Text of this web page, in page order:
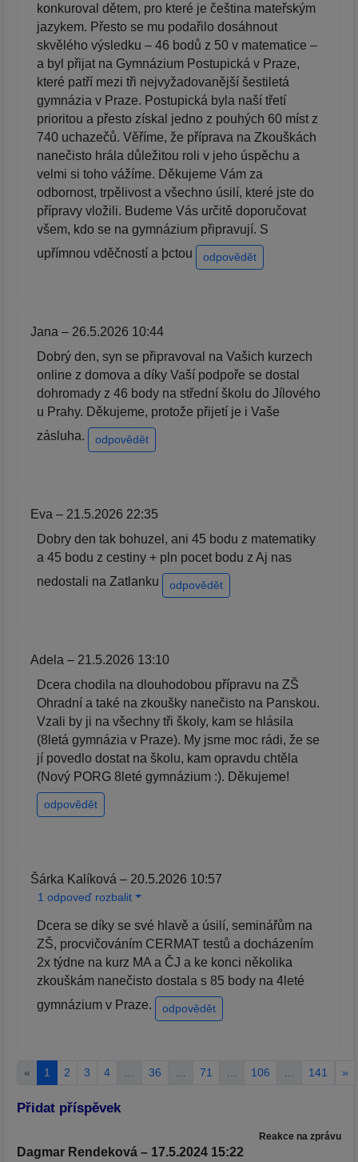
konkuroval dětem, pro které je čeština mateřským
jazykem. Přesto se mu podařilo dosáhnout
skvělého výsledku – 46 bodů z 50 v matematice –
a byl přijat na Gymnázium Postupická v Praze,
které patří mezi tři nejvyžadovanější šestiletá
gymnázia v Praze. Postupická byla naší třetí
prioritou a přesto získal jedno z pouhých 60 míst z
740 uchazečů. Věříme, že příprava na Zkouškách
nanečisto hrála důležitou roli v jeho úspěchu a
velmi si toho vážíme. Děkujeme Vám za
odbornost, trpělivost a všechno úsilí, které jste do
přípravy vložili. Budeme Vás určitě doporučovat
všem, kdo se na gymnázium připravují. S
upřímnou vděčností a þctou
odpovědět
Jana – 26.5.2026 10:44
Dobrý den, syn se připravoval na Vašich kurzech
online z domova a díky Vaší podpoře se dostal
dohromady z 46 body na střední školu do Jílového
u Prahy. Děkujeme, protože přijetí je i Vaše
zásluha.
odpovědět
Eva – 21.5.2026 22:35
Dobry den tak bohuzel, ani 45 bodu z matematiky
a 45 bodu z cestiny + pln pocet bodu z Aj nas
nedostali na Zatlanku
odpovědět
Adela – 21.5.2026 13:10
Dcera chodila na dlouhodobou přípravu na ZŠ
Ohradní a také na zkoušky nanečisto na Panskou.
Vzali by ji na všechny tři školy, kam se hlásila
(8letá gymnázia v Praze). My jsme moc rádi, že se
jí povedlo dostat na školu, kam opravdu chtěla
(Nový PORG 8leté gymnázium :). Děkujeme!
odpovědět
Šárka Kalíková – 20.5.2026 10:57
1 odpoveď rozbalit
Dcera se díky se své hlavě a úsilí, seminářům na
ZŠ, procvičováním CERMAT testů a docházením
2x týdne na kurz MA a ČJ a ke konci několika
zkouškám nanečisto dostala s 85 body na 4leté
gymnázium v Praze.
odpovědět
« 1 2 3 4 36 71 106 141 »
Přidat příspěvek
Reakce na zprávu
Dagmar Rendeková – 17.5.2024 15:22